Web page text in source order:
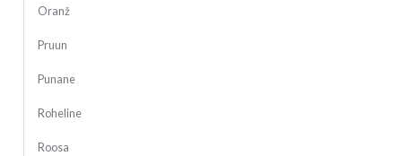
Oranž
Pruun
Punane
Roheline
Roosa